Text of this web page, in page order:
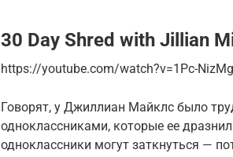
30 Day Shred with Jillian
https://youtube.com/watch?v=1Pc-
Говорят, у Джиллиан Майклс было
одноклассниками, которые ее
одноклассники могут заткнуться —